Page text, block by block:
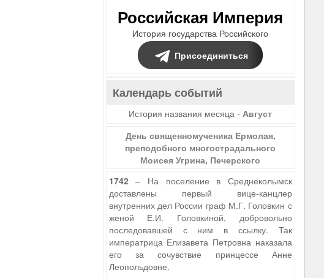
Российская Империя
История государства Российского
Присоединиться
Календарь событий
История названия месяца -Август
День священномученика Ермолая,
преподобного многострадального
Моисея Угрина, Печерского
1742– На поселение в Среднеколымск
доставлены первый вице-канцлер
внутренних дел России граф М.Г. Головкин с
женой Е.И. Головкиной, добровольно
последовавшей с ним в ссылку. Так
императрица Елизавета Петровна наказала
его за сочувствие принцессе Анне
Леопольдовне.